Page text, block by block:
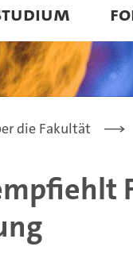
die Fakultät